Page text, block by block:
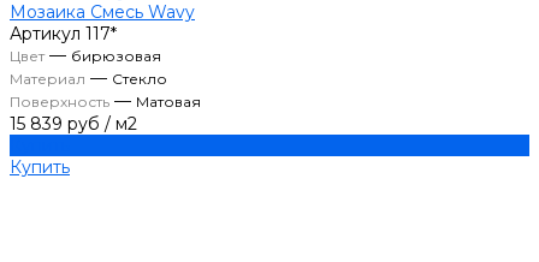
Мозаика Смесь Wavy
Артикул 117*
Цвет— бирюзовая
Материал — Стекло
Поверхность — Матовая
15 839 руб / м2
Купить